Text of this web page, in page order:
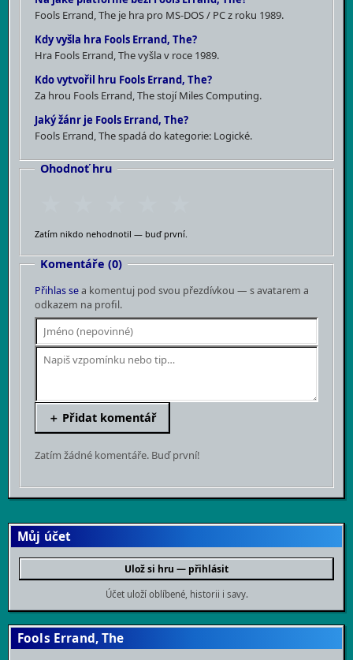
Samotná hratelnost je sbírka různorodých hádanek:
labyrinty, slovní rébusy, skládání obrazců, logické
úlohy. Žádná z nich nespoléhá na reflexy, všechno je
o přemýšlení. Ovládání na DOSu bylo jednoduché,
myš nebo klávesnice, žádný problém. Kde se hra
místy kryptičnost zadání — bez anglické slovní
rychle. A žádný internet s návody tehdy neexistoval,
The Fool's Errand se v době vydání okamžitě
vyčlenila z davu. Cliff Johnson, autor hry, ji navrhl
jako jeden propojený celek — vyřešené hádanky
dalších. Tahle meta-vrstva, kdy hra mluví sama se
Dnes možná grafika působí skromně a angličtina v
hádankách bude pro část hráčů bariera, ale vnitřní
logika hry nerezavěla. Mozek musí pracovat stejně
Fools Errand, The je hra pro MS-DOS / PC z roku 1989.
Kdy vyšla hra Fools Errand, The?
Hra Fools Errand, The vyšla v roce 1989.
Kdo vytvořil hru Fools Errand, The?
Za hrou Fools Errand, The stojí Miles Computing.
Jaký žánr je Fools Errand, The?
Fools Errand, The spadá do kategorie: Logické.
Ohodnoť hru
Zatím nikdo nehodnotil — buď první.
Komentáře (0)
Přihlas sea komentuj pod svou přezdívkou — s avatarem a
odkazem na profil.
＋ Přidat komentář
Zatím žádné komentáře. Buď první!
Můj účet
Ulož si hru — přihlásit
Účet uloží oblíbené, historii i savy.
Fools Errand, The